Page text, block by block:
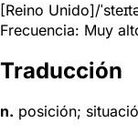
[Reino Unido]/
Frecuencia: Muy
Traducción
n. posición;